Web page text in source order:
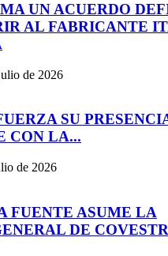
UN ACUERDO
AL FABRICANTE
de 2026
SU
CON LA...
de 2026
FUENTE ASUME LA
DE